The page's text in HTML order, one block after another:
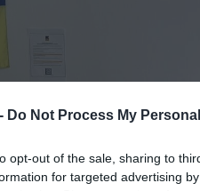
Do Not Process My
opt-out of the sale, sharing to
for targeted advertising